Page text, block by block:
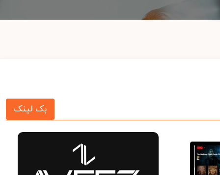
بک لینک